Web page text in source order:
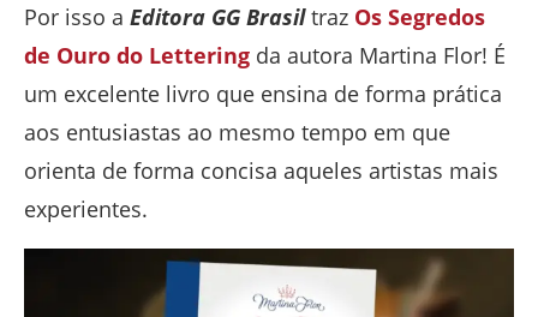
Por isso a Editora GG Brasiltraz Os Segredos
de Ouro do Lettering da autora Martina Flor! É
um excelente livro que ensina de forma prática
aos entusiastas ao mesmo tempo em que
orienta de forma concisa aqueles artistas mais
experientes.